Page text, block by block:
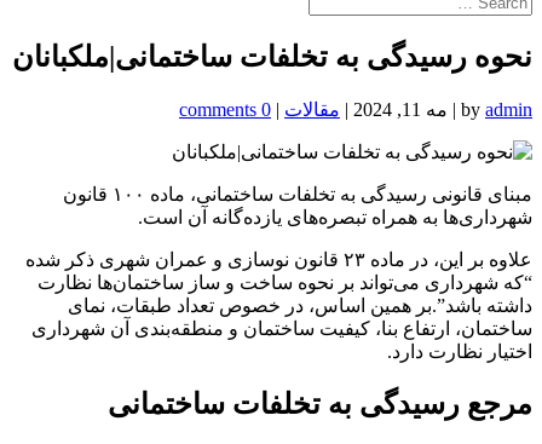
نحوه رسیدگی به تخلفات ساختمانی|ملکبانان
by admin
| مه 11, 2024 | مقالات |
0 comments
مبنای قانونی رسیدگی به تخلفات ساختمانی، ماده ۱۰۰ قانون
شهرداری‌ها به همراه تبصره‌های یازده‌گانه آن است.
علاوه بر این، در ماده ۲۳ قانون نوسازی و عمران شهری ذکر شده
“که شهرداری می‌تواند بر نحوه ساخت و ساز ساختمان‌ها نظارت
داشته باشد”.بر همین اساس، در خصوص تعداد طبقات، نمای
ساختمان، ارتفاع بنا، کیفیت ساختمان و منطقه‌بندی آن شهرداری
اختیار نظارت دارد.
مرجع رسیدگی به تخلفات ساختمانی